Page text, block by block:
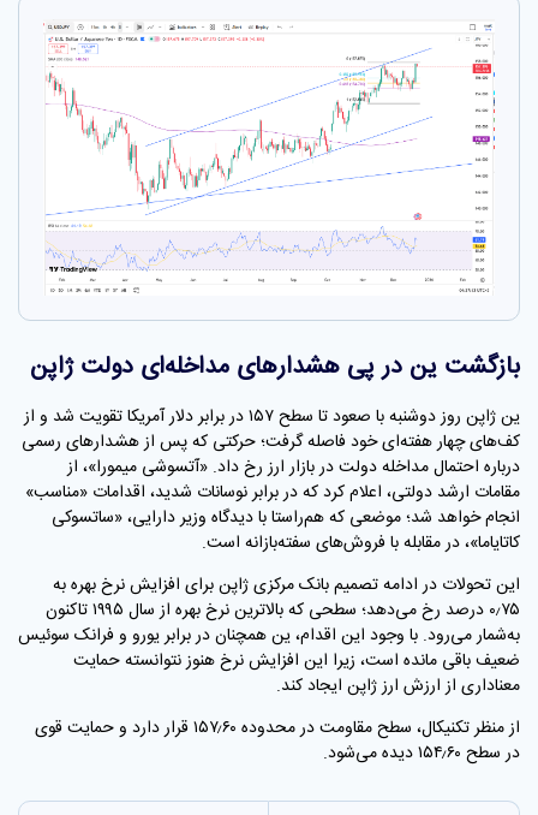
بازگشت ین در پی هشدارهای مداخله‌ای دولت ژاپن
ین ژاپن روز دوشنبه با صعود تا سطح ۱۵۷ در برابر دلار آمریکا تقویت شد و از
کف‌های چهار هفته‌ای خود فاصله گرفت؛ حرکتی که پس از هشدارهای رسمی
درباره احتمال مداخله دولت در بازار ارز رخ داد. «آتسوشی میمورا»، از
مقامات ارشد دولتی، اعلام کرد که در برابر نوسانات شدید، اقدامات «مناسب»
انجام خواهد شد؛ موضعی که هم‌راستا با دیدگاه وزیر دارایی، «ساتسوکی
کاتایاما»، در مقابله با فروش‌های سفته‌بازانه است.
این تحولات در ادامه تصمیم بانک مرکزی ژاپن برای افزایش نرخ بهره به
۰٫۷۵ درصد رخ می‌دهد؛ سطحی که بالاترین نرخ بهره از سال ۱۹۹۵ تاکنون
به‌شمار می‌رود. با وجود این اقدام، ین همچنان در برابر یورو و فرانک سوئیس
ضعیف باقی مانده است، زیرا این افزایش نرخ هنوز نتوانسته حمایت
معناداری از ارزش ارز ژاپن ایجاد کند.
از منظر تکنیکال، سطح مقاومت در محدوده ۱۵۷٫۶۰ قرار دارد و حمایت قوی
در سطح ۱۵۴٫۶۰ دیده می‌شود.